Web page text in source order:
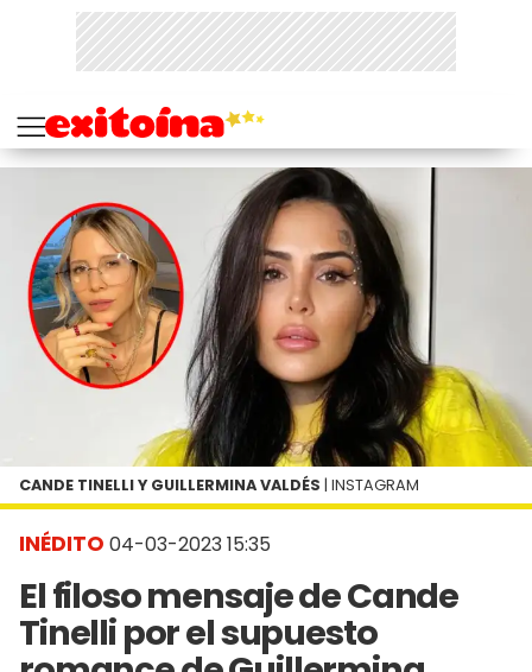
INÉDITO 04-03-2023 15:35
El filoso mensaje de Cande
Tinelli por el supuesto
CANDE TINELLI Y GUILLERMINA VALDÉS | INSTAGRAM